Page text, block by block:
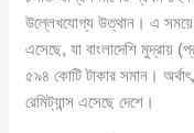
উল্লেখযোগ্য উত্থান। এ সময়ে
এসেছে, যা বাংলাদেশি মুদ্রায়
৫৯৪ কোটি টাকার সমান।
রেমিট্যান্স এসেছে দেশে।